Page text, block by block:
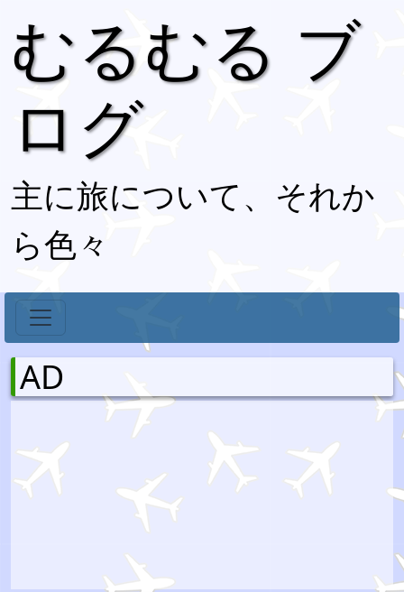
むるむる ブ
ログ
主に旅について、それか
ら色々
AD